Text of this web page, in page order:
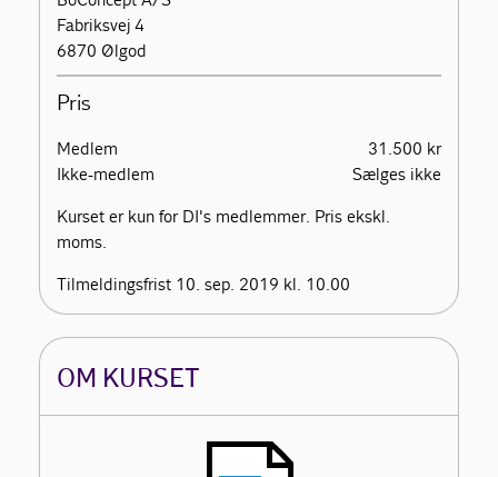
Fabriksvej 4
6870 Ølgod
Pris
Medlem
31.500 kr
Ikke-medlem
Sælges ikke
Kurset er kun for DI's medlemmer. Pris ekskl.
moms.
Tilmeldingsfrist 10. sep. 2019 kl. 10.00
OM KURSET